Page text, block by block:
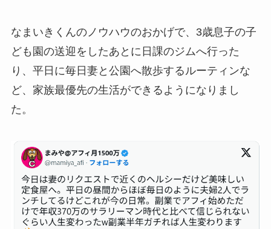
なまいきくんのノウハウのおかげで、3歳息子の子
ども園の送迎をしたあとに日課のジムへ行った
り、平日に毎日妻と公園へ散歩するルーティンな
ど、家族最優先の生活ができるようになりまし
た。